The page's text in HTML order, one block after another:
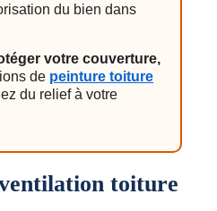
du bien dans
votre couverture,
de peinture toiture
du relief à votre
toiture